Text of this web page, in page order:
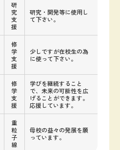
研
究
支
援
研究・開発等に使用し
て下さい。
修
学
支
援
少しですが在校生の為
に使って下さい。
修
学
支
援
学びを継続すること
で、未来の可能性を広
げることができます。
応援しています。
重
粒
子
線
母校の益々の発展を願
っています。